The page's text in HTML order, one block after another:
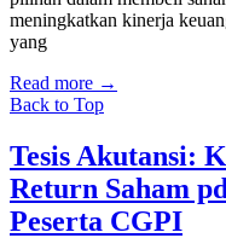
meningkatkan kinerja
yang
Read more →
Back to Top
Tesis Akutansi:
Return Saham
Peserta CGPI